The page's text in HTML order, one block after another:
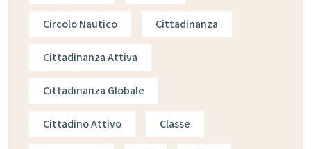
Circolo Nautico Cittadinanza
Cittadinanza Attiva
Cittadinanza Globale
Cittadino Attivo Classe